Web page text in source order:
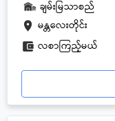
မန္တလေးတိုင်း
ချမ်းမြသာစည်
လစာကြည့်မယ်